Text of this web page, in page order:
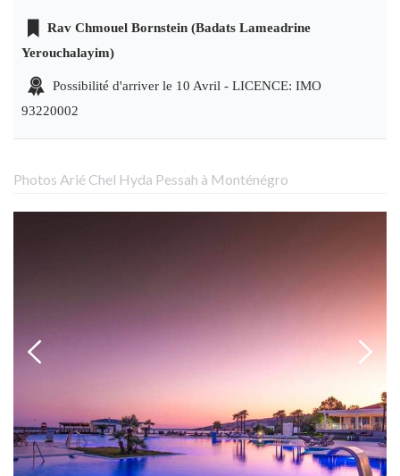
Rav Chmouel Bornstein (Badats Lameadrine
Yerouchalayim)
Possibilité d'arriver le 10 Avril - LICENCE: IMO
93220002
Photos Arié Chel Hyda Pessah à Monténégro